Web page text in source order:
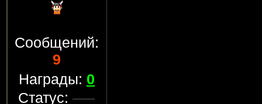
Сообщений:
9
Награды: 0
Статус: